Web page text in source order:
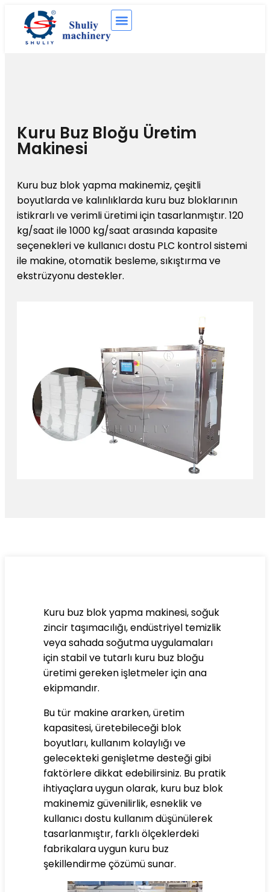
Kuru Buz Bloğu Üretim
Makinesi
Kuru buz blok yapma makinemiz, çeşitli
boyutlarda ve kalınlıklarda kuru buz bloklarının
istikrarlı ve verimli üretimi için tasarlanmıştır. 120
kg/saat ile 1000 kg/saat arasında kapasite
seçenekleri ve kullanıcı dostu PLC kontrol sistemi
ile makine, otomatik besleme, sıkıştırma ve
ekstrüzyonu destekler.
Kuru buz blok yapma makinesi, soğuk
zincir taşımacılığı, endüstriyel temizlik
veya sahada soğutma uygulamaları
için stabil ve tutarlı kuru buz bloğu
üretimi gereken işletmeler için ana
ekipmandır.
Bu tür makine ararken, üretim
kapasitesi, üretebileceği blok
boyutları, kullanım kolaylığı ve
gelecekteki genişletme desteği gibi
faktörlere dikkat edebilirsiniz. Bu pratik
ihtiyaçlara uygun olarak, kuru buz blok
makinemiz güvenilirlik, esneklik ve
kullanıcı dostu kullanım düşünülerek
tasarlanmıştır, farklı ölçeklerdeki
fabrikalara uygun kuru buz
şekillendirme çözümü sunar.